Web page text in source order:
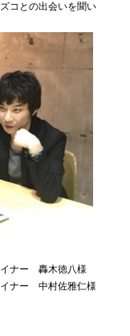
コとの出会いを聞い
イナー 轟木徳八様
イナー 中村佐雅仁様